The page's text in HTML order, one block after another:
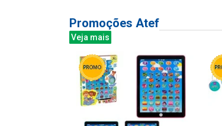
Promoções Atef
Veja mais